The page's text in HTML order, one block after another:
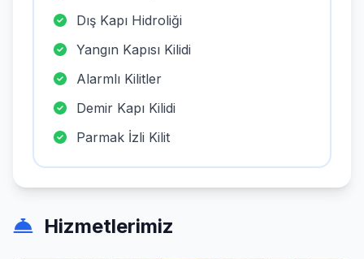
Dış Kapı Hidroliği
Yangın Kapısı Kilidi
Alarmlı Kilitler
Demir Kapı Kilidi
Parmak İzli Kilit
Hizmetlerimiz